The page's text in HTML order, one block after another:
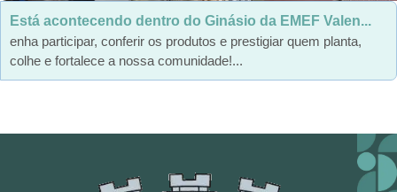
Está acontecendo dentro do Ginásio da EMEF Valen...
enha participar, conferir os produtos e prestigiar quem planta,
colhe e fortalece a nossa comunidade!...